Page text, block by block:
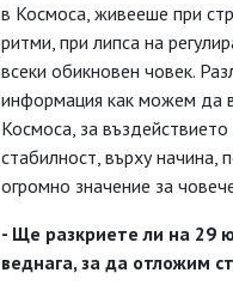
в Космоса, живееше при
ритми, при липса на
всеки обикновен човек.
информация как можем да
Космоса, за
стабилност, върху начина,
огромно значение за
- Ще разкриете ли на 29
веднага, за да отложим